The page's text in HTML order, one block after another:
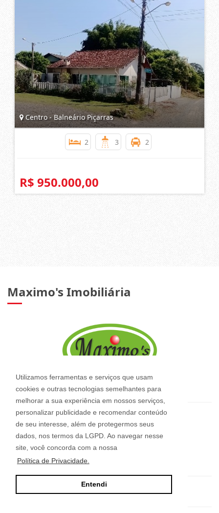
Utilizamos ferramentas e serviços que usam
cookies e outras tecnologias semelhantes para
melhorar a sua experiência em nossos serviços,
personalizar publicidade e recomendar conteúdo
de seu interesse, além de protegermos seus
dados, nos termos da LGPD. Ao navegar nesse
site, você concorda com a nossa
Política de Privacidade.
Entendi
Centro - Balneário Piçarras
2 3 2
R$ 950.000,00
Maximo's Imobiliária
CRECI: 2544-J
Informações de Contato
(47) 3345-0422 - (47) 9 9997-4128
maximos@imoveismaximos.com.br